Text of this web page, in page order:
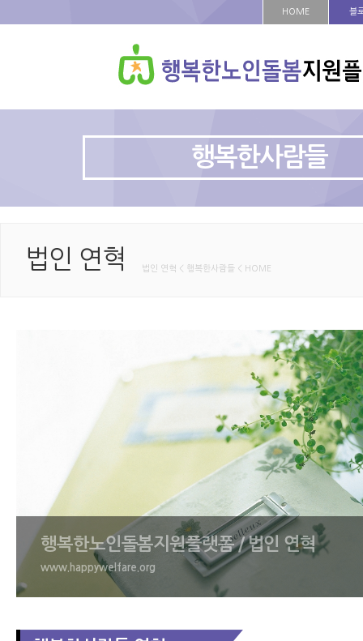
HOME 블
행복한사람들
법인 연혁 법인 연혁 < 행복한사람들 < HOME
행복한노인돌봄지원플랫폼 /법인 연혁
www.happywelfare.org